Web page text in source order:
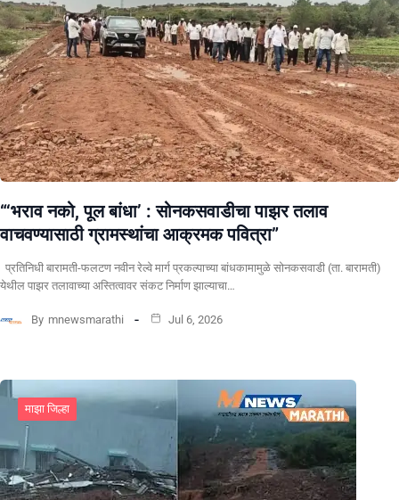
“‘भराव नको, पूल बांधा’ : सोनकसवाडीचा पाझर तलाव
वाचवण्यासाठी ग्रामस्थांचा आक्रमक पवित्रा”
प्रतिनिधी बारामती-फलटण नवीन रेल्वे मार्ग प्रकल्पाच्या बांधकामामुळे सोनकसवाडी (ता. बारामती)
येथील पाझर तलावाच्या अस्तित्वावर संकट निर्माण झाल्याचा…
By mnewsmarathi Jul 6, 2026
माझा जिल्हा